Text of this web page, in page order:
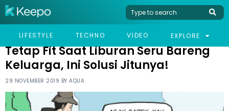
LIFESTYLE TECHNO VIDEO EXPLORE
HOME LIFESTYLE
TETAP FIT SAAT LIBURAN SERU BARENG KELUARGA, INI SOLUSI
Tetap Fit Saat Liburan Seru Bareng
Keluarga, Ini Solusi Jitunya!
29 NOVEMBER 2019 BY AQUA